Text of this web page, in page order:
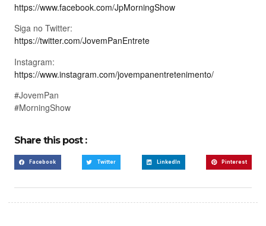
https://www.facebook.com/JpMorningShow
Siga no Twitter:
https://twitter.com/JovemPanEntrete
Instagram:
https://www.instagram.com/jovempanentretenimento/
#JovemPan
#MorningShow
Share this post :
Facebook Twitter LinkedIn Pinterest